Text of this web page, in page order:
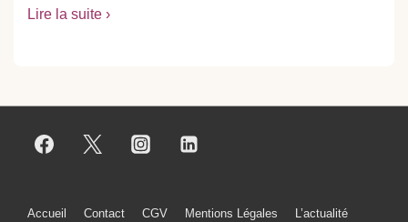
Lire la suite ›
Accueil Contact CGV Mentions Légales L’actualité